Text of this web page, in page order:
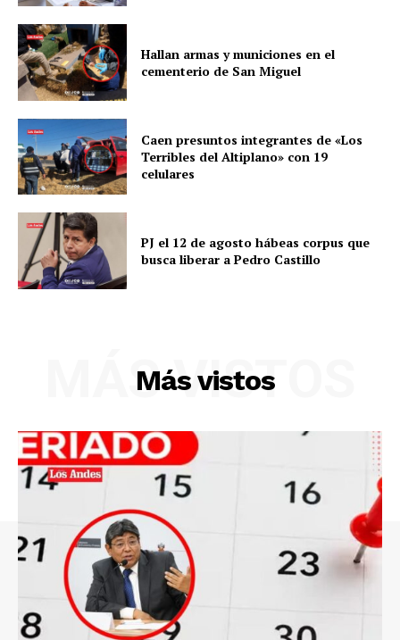
Nosotros
Contacto
Prensa
Hallan armas y municiones en el
cementerio de San Miguel
Caen presuntos integrantes de «Los
Terribles del Altiplano» con 19
celulares
PJ el 12 de agosto hábeas corpus que
busca liberar a Pedro Castillo
Más vistos
MÁS VISTOS